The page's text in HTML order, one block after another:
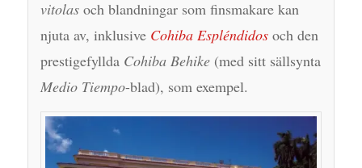
vitolasoch blandningar som finsmakare kan
njuta av, inklusive Cohiba Espléndidosoch den
prestigefyllda Cohiba Behike(med sitt sällsynta
Medio Tiempo-blad), som exempel.